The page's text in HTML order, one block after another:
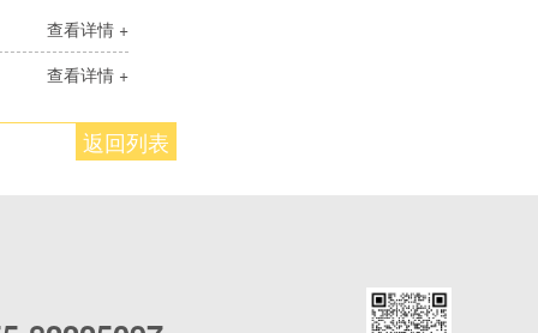
查看详情 +
查看详情 +
返回列表